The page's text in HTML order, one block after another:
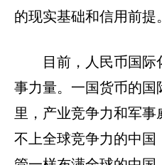
的现实基础和信用前提。
目前，人民币国
事力量。一国货币的
里，产业竞争力和军
不上全球竞争力的中国